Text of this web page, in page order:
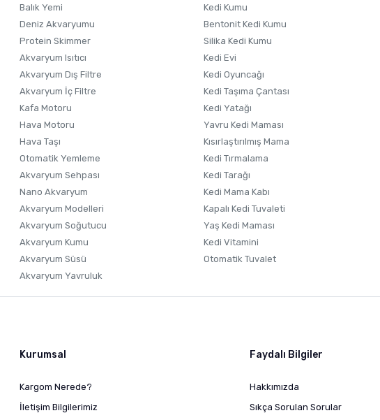
Ürün fiyatı diğer sitelerden daha pahalı.
Bu ürüne benzer farklı alternatifler olmalı.
Balık Yemi
Deniz Akvaryumu
Protein Skimmer
Akvaryum Isıtıcı
Akvaryum Dış Filtre
Akvaryum İç Filtre
Kafa Motoru
Hava Motoru
Hava Taşı
Otomatik Yemleme
Akvaryum Sehpası
Nano Akvaryum
Akvaryum Modelleri
Akvaryum Soğutucu
Akvaryum Kumu
Akvaryum Süsü
Akvaryum Yavruluk
Kedi Kumu
Bentonit Kedi Kumu
Silika Kedi Kumu
Kedi Evi
Kedi Oyuncağı
Kedi Taşıma Çantası
Kedi Yatağı
Yavru Kedi Maması
Kısırlaştırılmış Mama
Kedi Tırmalama
Kedi Tarağı
Kedi Mama Kabı
Kapalı Kedi Tuvaleti
Yaş Kedi Maması
Kedi Vitamini
Otomatik Tuvalet
Kurumsal
Kargom Nerede?
İletişim Bilgilerimiz
Faydalı Bilgiler
Hakkımızda
Sıkça Sorulan Sorular